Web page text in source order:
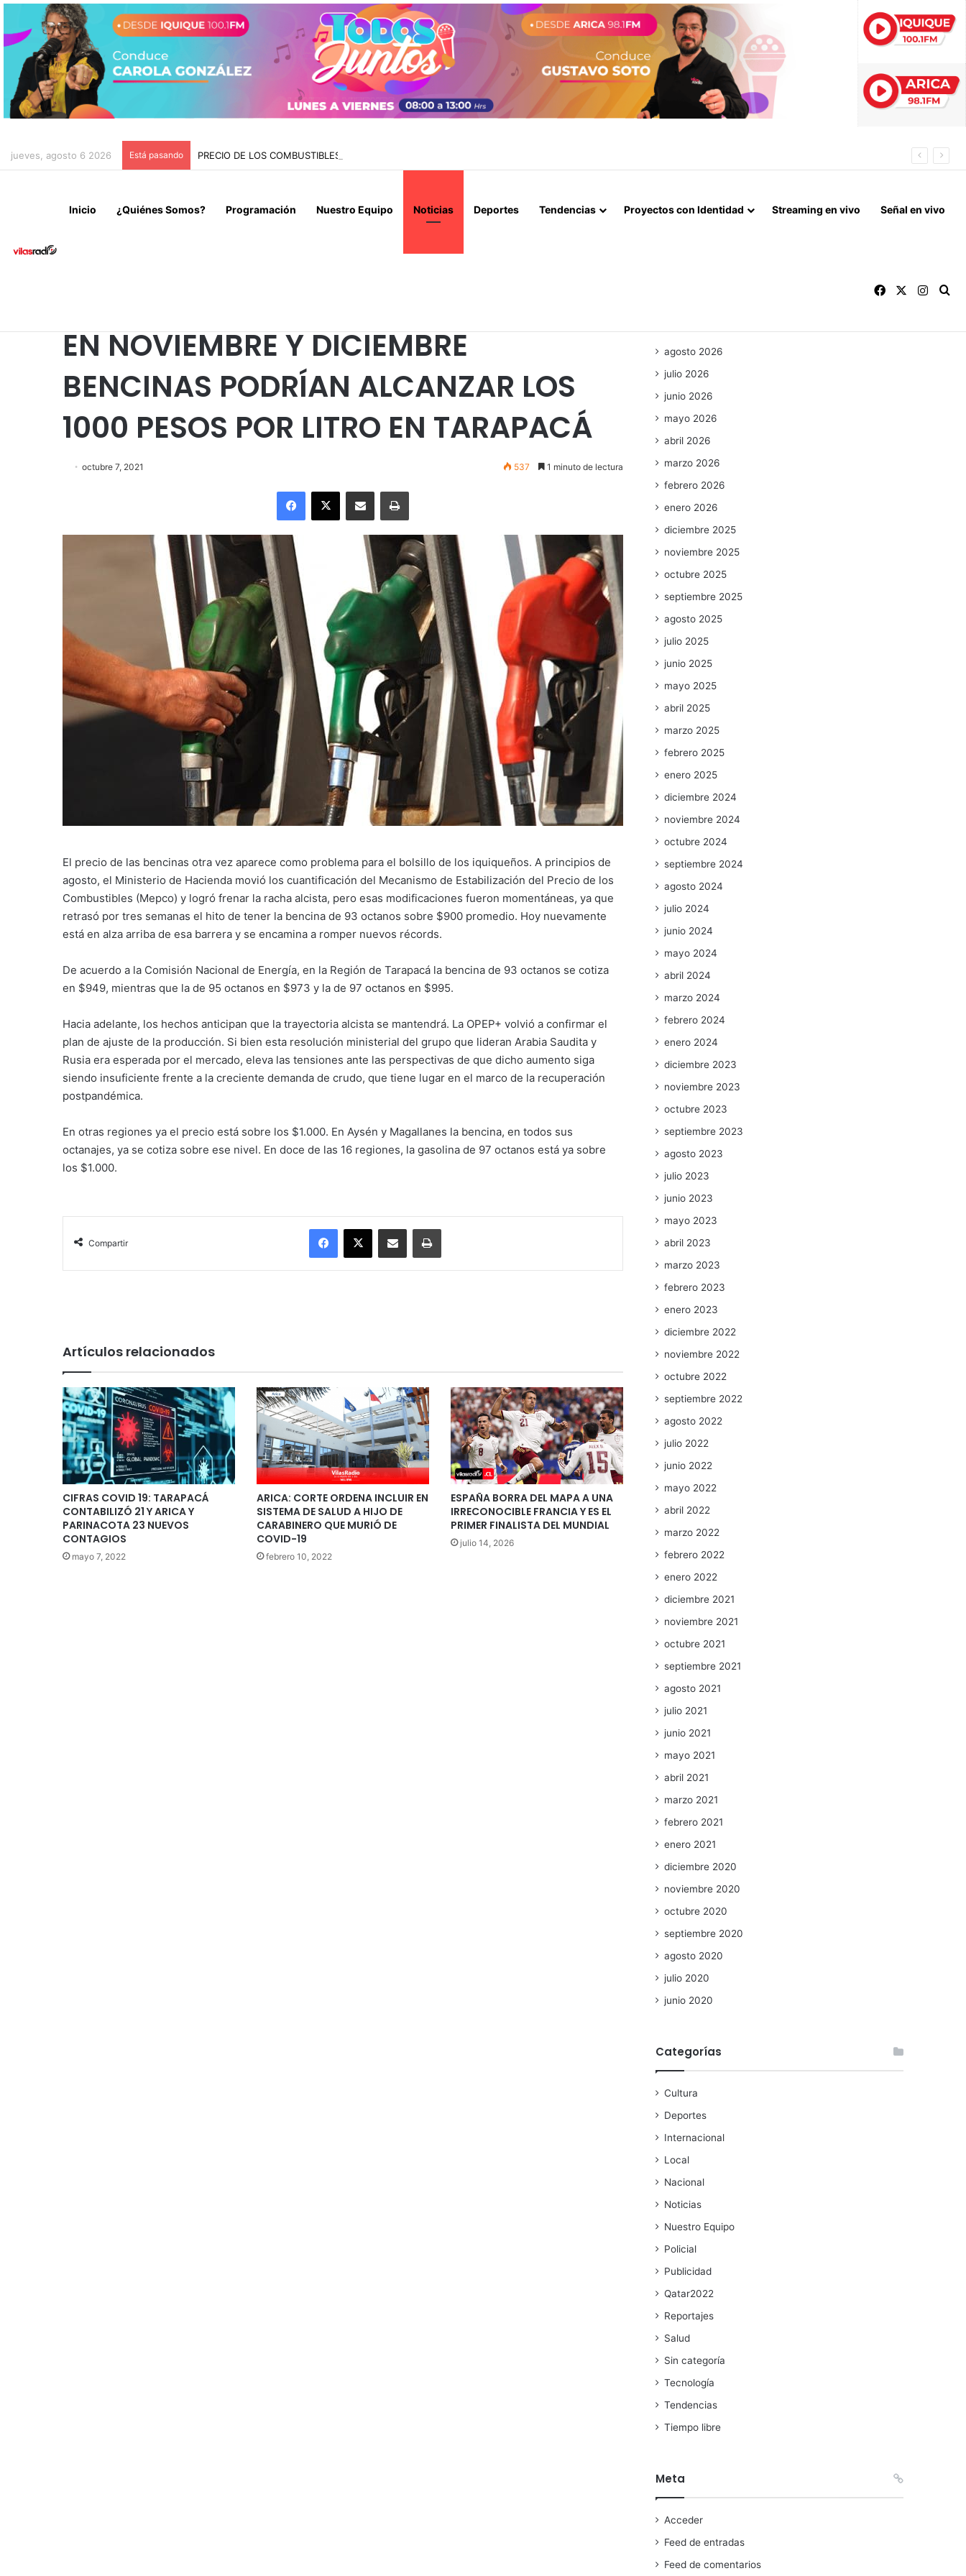
jueves, agosto 6 2026 Está pasando PRECIO DE LOS COMBUSTIBLES SE CONGELA ESTA SEMANA SEGÚN REPORTE DE ENAP
Inicio ¿Quiénes Somos? Programación Nuestro Equipo Noticias Deportes Tendencias Proyectos con Identidad Streaming en vivo Señal en vivo
Facebook
EN NOVIEMBRE Y DICIEMBRE
BENCINAS PODRÍAN ALCANZAR LOS
1000 PESOS POR LITRO EN TARAPACÁ
octubre 7, 2021 537 1 minuto de lectura
Facebook
X Enviar vía email Imprimir
El precio de las bencinas otra vez aparece como problema para el bolsillo de los iquiqueños. A principios de
agosto, el Ministerio de Hacienda movió los cuantificación del Mecanismo de Estabilización del Precio de los
Combustibles (Mepco) y logró frenar la racha alcista, pero esas modificaciones fueron momentáneas, ya que
retrasó por tres semanas el hito de tener la bencina de 93 octanos sobre $900 promedio. Hoy nuevamente
está en alza arriba de esa barrera y se encamina a romper nuevos récords.
De acuerdo a la Comisión Nacional de Energía, en la Región de Tarapacá la bencina de 93 octanos se cotiza
en $949, mientras que la de 95 octanos en $973 y la de 97 octanos en $995.
Hacia adelante, los hechos anticipan que la trayectoria alcista se mantendrá. La OPEP+ volvió a confirmar el
plan de ajuste de la producción. Si bien esta resolución ministerial del grupo que lideran Arabia Saudita y
Rusia era esperada por el mercado, eleva las tensiones ante las perspectivas de que dicho aumento siga
siendo insuficiente frente a la creciente demanda de crudo, que tiene lugar en el marco de la recuperación
postpandémica.
En otras regiones ya el precio está sobre los $1.000. En Aysén y Magallanes la bencina, en todos sus
octanajes, ya se cotiza sobre ese nivel. En doce de las 16 regiones, la gasolina de 97 octanos está ya sobre
los $1.000.
Compartir
Facebook
X Enviar vía email Imprimir
Artículos relacionados
CIFRAS COVID 19: TARAPACÁ
CONTABILIZÓ 21 Y ARICA Y
PARINACOTA 23 NUEVOS
CONTAGIOS
mayo 7, 2022
ARICA: CORTE ORDENA INCLUIR EN
SISTEMA DE SALUD A HIJO DE
CARABINERO QUE MURIÓ DE
COVID-19
febrero 10, 2022
ESPAÑA BORRA DEL MAPA A UNA
IRRECONOCIBLE FRANCIA Y ES EL
PRIMER FINALISTA DEL MUNDIAL
julio 14, 2026
agosto 2026
julio 2026
junio 2026
mayo 2026
abril 2026
marzo 2026
febrero 2026
enero 2026
diciembre 2025
noviembre 2025
octubre 2025
septiembre 2025
agosto 2025
julio 2025
junio 2025
mayo 2025
abril 2025
marzo 2025
febrero 2025
enero 2025
diciembre 2024
noviembre 2024
octubre 2024
septiembre 2024
agosto 2024
julio 2024
junio 2024
mayo 2024
abril 2024
marzo 2024
febrero 2024
enero 2024
diciembre 2023
noviembre 2023
octubre 2023
septiembre 2023
agosto 2023
julio 2023
junio 2023
mayo 2023
abril 2023
marzo 2023
febrero 2023
enero 2023
diciembre 2022
noviembre 2022
octubre 2022
septiembre 2022
agosto 2022
julio 2022
junio 2022
mayo 2022
abril 2022
marzo 2022
febrero 2022
enero 2022
diciembre 2021
noviembre 2021
octubre 2021
septiembre 2021
agosto 2021
julio 2021
junio 2021
mayo 2021
abril 2021
marzo 2021
febrero 2021
enero 2021
diciembre 2020
noviembre 2020
octubre 2020
septiembre 2020
agosto 2020
julio 2020
junio 2020
Categorías
Cultura
Deportes
Internacional
Local
Nacional
Noticias
Nuestro Equipo
Policial
Publicidad
Qatar2022
Reportajes
Salud
Sin categoría
Tecnología
Tendencias
Tiempo libre
Meta
Acceder
Feed de entradas
Feed de comentarios